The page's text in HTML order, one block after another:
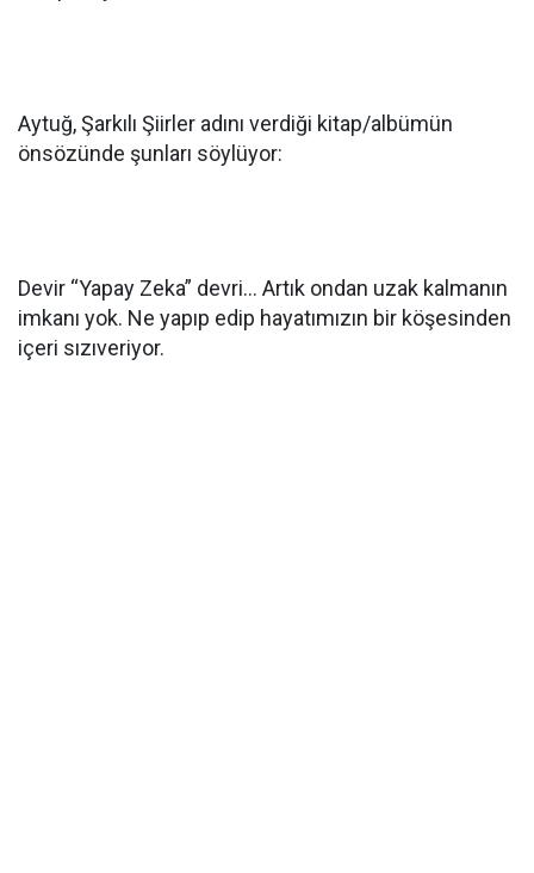
Aytuğ, Şarkılı Şiirler adını verdiği kitap/albümün
önsözünde şunları söylüyor:
Devir “Yapay Zeka” devri… Artık ondan uzak kalmanın
imkanı yok. Ne yapıp edip hayatımızın bir köşesinden
içeri sızıveriyor.